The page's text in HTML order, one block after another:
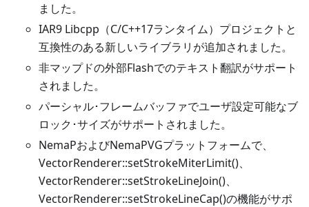
ました。
IAR9 Libcpp（C/C++17ランタイム）プロジェクトと
互換性のある新しいライブラリが追加されました。
非マップドの外部Flashでのテキスト翻訳がサポート
されました。
パーシャル･フレームバッファでユーザ設定可能なブ
ロック･サイズがサポートされました。
NemaPおよびNemaPVGプラットフォームで、
VectorRenderer::setStrokeMiterLimit()、
VectorRenderer::setStrokeLineJoin()、
VectorRenderer::setStrokeLineCap()の機能がサポ